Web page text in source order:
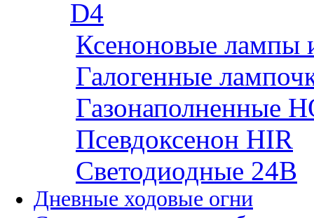
D4
Ксеноновые лампы
Галогенные
Газонаполненные
Псевдоксенон HIR
Cветодиодные 24B
Дневные ходовые огни